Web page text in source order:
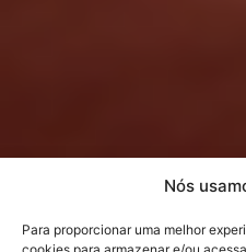
Nós
Para proporcionar uma melhor